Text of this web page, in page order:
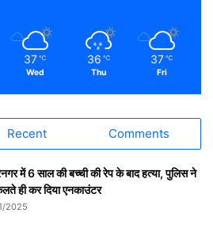
37 ℃
Wed
36 ℃
Thu
37 ℃
Fri
Recent Comments
में 6 साल की बच्ची की रेप के बाद हत्या, पुलिस ने
ही कर दिया एनकाउंटर
2025